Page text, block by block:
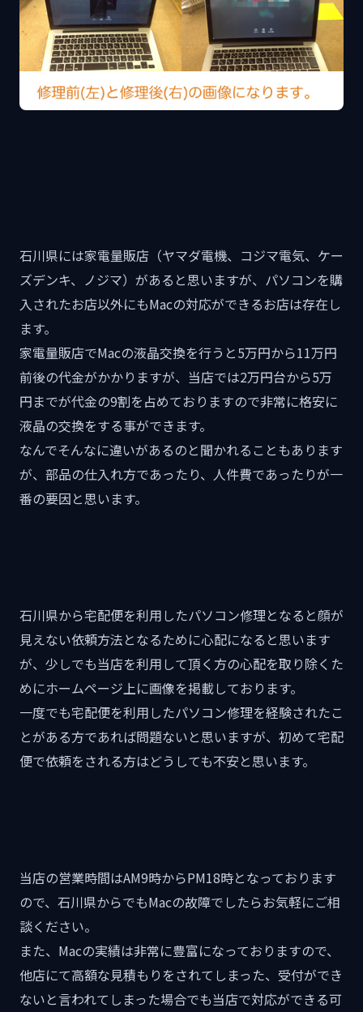
石川県には家電量販店（ヤマダ電機、コジマ電気、ケー
ズデンキ、ノジマ）があると思いますが、パソコンを購
入されたお店以外にもMacの対応ができるお店は存在し
ます。
家電量販店でMacの液晶交換を行うと5万円から11万円
前後の代金がかかりますが、当店では2万円台から5万
円までが代金の9割を占めておりますので非常に格安に
液晶の交換をする事ができます。
なんでそんなに違いがあるのと聞かれることもあります
が、部品の仕入れ方であったり、人件費であったりが一
番の要因と思います。
石川県から宅配便を利用したパソコン修理となると顔が
見えない依頼方法となるために心配になると思います
が、少しでも当店を利用して頂く方の心配を取り除くた
めにホームページ上に画像を掲載しております。
一度でも宅配便を利用したパソコン修理を経験されたこ
とがある方であれば問題ないと思いますが、初めて宅配
便で依頼をされる方はどうしても不安と思います。
当店の営業時間はAM9時からPM18時となっております
ので、石川県からでもMacの故障でしたらお気軽にご相
談ください。
また、Macの実績は非常に豊富になっておりますので、
他店にて高額な見積もりをされてしまった、受付ができ
ないと言われてしまった場合でも当店で対応ができる可